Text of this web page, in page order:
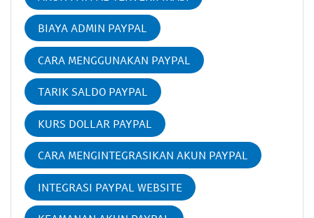
BIAYA ADMIN PAYPAL
CARA MENGGUNAKAN PAYPAL
TARIK SALDO PAYPAL
KURS DOLLAR PAYPAL
CARA MENGINTEGRASIKAN AKUN PAYPAL
INTEGRASI PAYPAL WEBSITE